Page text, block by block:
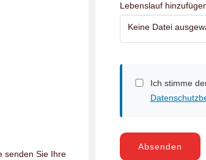
senden Sie Ihre
Lebenslauf
Keine Datei
Ich stimme
Absenden